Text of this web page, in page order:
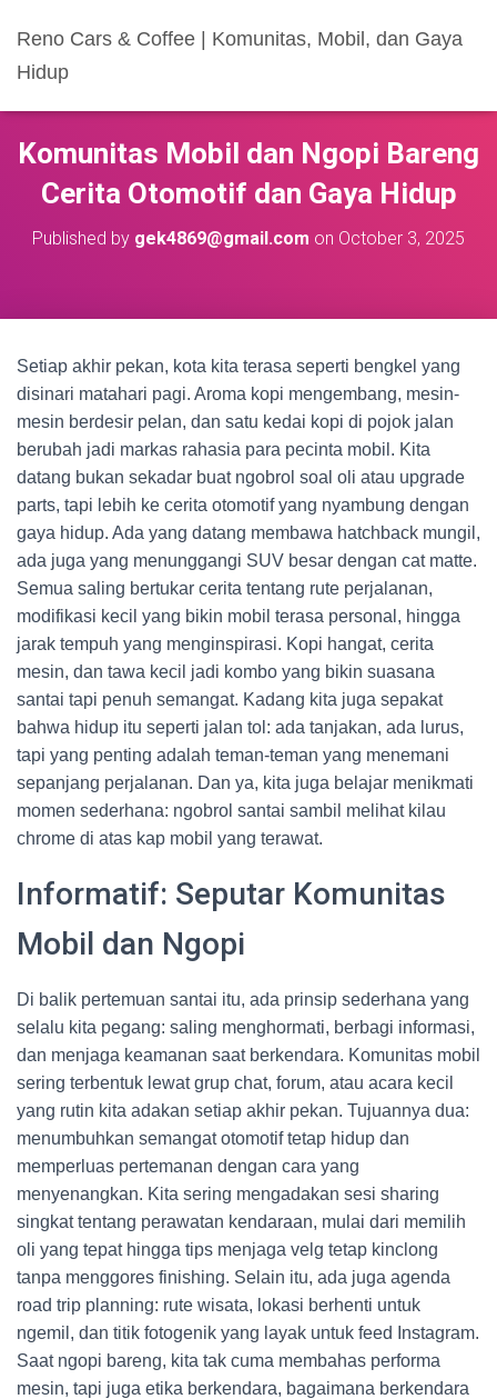
Reno Cars & Coffee | Komunitas, Mobil, dan Gaya
Hidup
Komunitas Mobil dan Ngopi Bareng
Cerita Otomotif dan Gaya Hidup
Published by gek4869@gmail.com on October 3, 2025
Setiap akhir pekan, kota kita terasa seperti bengkel yang
disinari matahari pagi. Aroma kopi mengembang, mesin-
mesin berdesir pelan, dan satu kedai kopi di pojok jalan
berubah jadi markas rahasia para pecinta mobil. Kita
datang bukan sekadar buat ngobrol soal oli atau upgrade
parts, tapi lebih ke cerita otomotif yang nyambung dengan
gaya hidup. Ada yang datang membawa hatchback mungil,
ada juga yang menunggangi SUV besar dengan cat matte.
Semua saling bertukar cerita tentang rute perjalanan,
modifikasi kecil yang bikin mobil terasa personal, hingga
jarak tempuh yang menginspirasi. Kopi hangat, cerita
mesin, dan tawa kecil jadi kombo yang bikin suasana
santai tapi penuh semangat. Kadang kita juga sepakat
bahwa hidup itu seperti jalan tol: ada tanjakan, ada lurus,
tapi yang penting adalah teman-teman yang menemani
sepanjang perjalanan. Dan ya, kita juga belajar menikmati
momen sederhana: ngobrol santai sambil melihat kilau
chrome di atas kap mobil yang terawat.
Informatif: Seputar Komunitas
Mobil dan Ngopi
Di balik pertemuan santai itu, ada prinsip sederhana yang
selalu kita pegang: saling menghormati, berbagi informasi,
dan menjaga keamanan saat berkendara. Komunitas mobil
sering terbentuk lewat grup chat, forum, atau acara kecil
yang rutin kita adakan setiap akhir pekan. Tujuannya dua:
menumbuhkan semangat otomotif tetap hidup dan
memperluas pertemanan dengan cara yang
menyenangkan. Kita sering mengadakan sesi sharing
singkat tentang perawatan kendaraan, mulai dari memilih
oli yang tepat hingga tips menjaga velg tetap kinclong
tanpa menggores finishing. Selain itu, ada juga agenda
road trip planning: rute wisata, lokasi berhenti untuk
ngemil, dan titik fotogenik yang layak untuk feed Instagram.
Saat ngopi bareng, kita tak cuma membahas performa
mesin, tapi juga etika berkendara, bagaimana berkendara